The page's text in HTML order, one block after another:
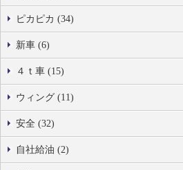
ピカピカ (34)
新車 (6)
４ｔ車 (15)
ウィング (11)
安全 (32)
自社給油 (2)